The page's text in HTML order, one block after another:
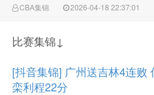
CBA集锦 2026-04-18 22:37:01
比赛集锦↓
[抖音集锦] 广州送吉林4连败
栾利程22分